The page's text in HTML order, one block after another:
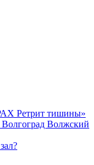
Ретрит тишины»
Волжский